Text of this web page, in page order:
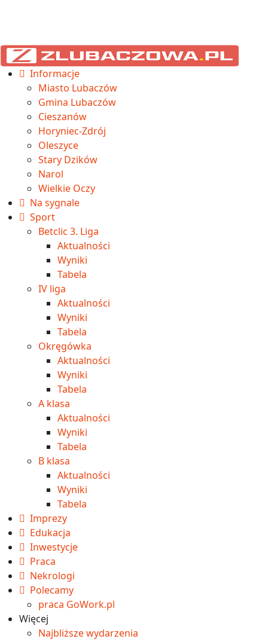
Informacje
Miasto Lubaczów
Gmina Lubaczów
Cieszanów
Horyniec-Zdrój
Oleszyce
Stary Dzików
Narol
Wielkie Oczy
Na sygnale
Sport
Betclic 3. Liga
Aktualności
Wyniki
Tabela
IV liga
Aktualności
Wyniki
Tabela
Okręgówka
Aktualności
Wyniki
Tabela
A klasa
Aktualności
Wyniki
Tabela
B klasa
Aktualności
Wyniki
Tabela
Imprezy
Edukacja
Inwestycje
Praca
Nekrologi
Polecamy
praca GoWork.pl
Więcej
Najbliższe wydarzenia